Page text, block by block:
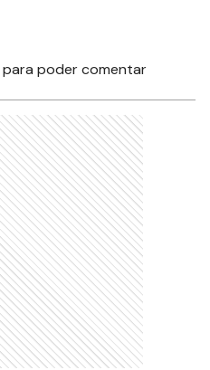
para poder comentar